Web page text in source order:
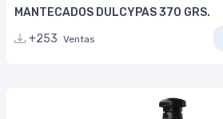
MANTECADOS DULCYPAS 370 GRS.
+253 Ventas